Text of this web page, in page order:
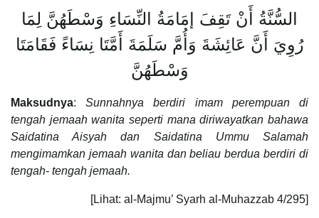
السُّنَّةُ أَنْ تَقِفَ إمَامَةُ النِّسَاءِ وَسْطَهُنَّ لِمَا
رُوِيَ أَنَّ عَائِشَةَ وَأُمَّ سَلَمَةَ أَمَّتَا نِسَاءً فَقَامَتَا
وَسْطَهُنَّ
Maksudnya:Sunnahnya berdiri imam perempuan di
tengah jemaah wanita seperti mana diriwayatkan bahawa
Saidatina Aisyah dan Saidatina Ummu Salamah
mengimamkan jemaah wanita dan beliau berdua berdiri di
tengah- tengah jemaah.
[Lihat: al-Majmu’ Syarh al-Muhazzab 4/295]